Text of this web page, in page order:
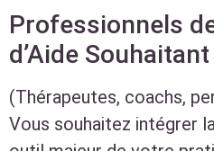
Professionnels
d’Aide
(Thérapeutes, coachs,
Vous souhaitez intégrer